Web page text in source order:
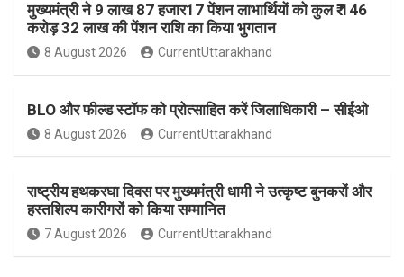
मुख्यमंत्री ने 9 लाख 87 हजार17 पेंशन लाभार्थियों को कुल ₹ 146
करोड़ 32 लाख की पेंशन राशि का किया भुगतान
8 August 2026 CurrentUttarakhand
BLO और फील्ड स्टॉफ को प्रोत्साहित करें जिलाधिकारी – सीईओ
8 August 2026 CurrentUttarakhand
राष्ट्रीय हथकरघा दिवस पर मुख्यमंत्री धामी ने उत्कृष्ट बुनकरों और
हस्तशिल्प कारीगरों को किया सम्मानित
7 August 2026 CurrentUttarakhand